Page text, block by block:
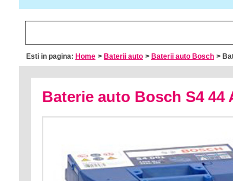
Esti in pagina: Home > Baterii auto > Baterii auto Bosch >
Baterie auto Bosch S4 44